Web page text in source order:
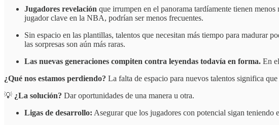
Jugadores revelación que irrumpen en el panorama tardíamente tienen menos
jugador clave en la NBA, podrían ser menos frecuentes.
Sin espacio en las plantillas, talentos que necesitan más tiempo para madurar
las sorpresas son aún más raras.
Las nuevas generaciones compiten contra leyendas todavía en forma. En
¿Qué nos estamos perdiendo? La falta de espacio para nuevos talentos significa
💡 ¿La solución? Dar oportunidades de una manera u otra.
Ligas de desarrollo: Asegurar que los jugadores con potencial sigan teniendo